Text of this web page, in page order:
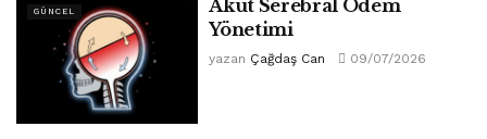
GÜNCEL
Akut Serebral Ödem
Yönetimi
yazan Çağdaş Can 09/07/2026